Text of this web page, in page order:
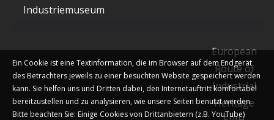
Industriemuseum
European
Route of
Industrial
Heritage
Ein Cookie ist eine Textinformation, die im Browser auf dem Endgerät
des Betrachters jeweils zu einer besuchten Website gespeichert werden
kann. Sie helfen uns und Dritten dabei, den Internetauftritt komfortabel
bereitzustellen und zu analysieren, wie unsere Seiten benutzt werden.
Bitte beachten Sie: Einige Cookies von Drittanbietern (z.B. YouTube)